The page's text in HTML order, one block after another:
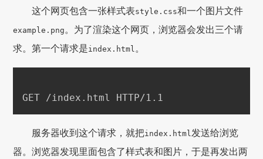
这个网页包含一张样式表style.css和一个图片文件
example.png 。为了渲染这个网页，浏览器会发出三个请
求。第一个请求是index.html 。
服务器收到这个请求，就把index.html发送给浏览
器。浏览器发现里面包含了样式表和图片，于是再发出两